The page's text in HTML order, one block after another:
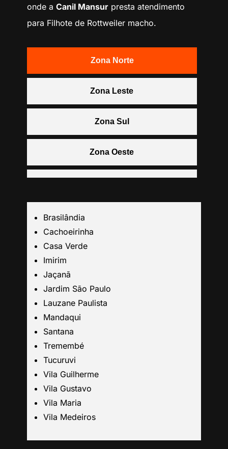
onde a Canil Mansurpresta atendimento
para Filhote de Rottweiler macho.
Zona Norte
Zona Leste
Zona Sul
Zona Oeste
Grande São Paulo
São Caetano
Brasilândia
Cachoeirinha
Casa Verde
Imirim
Jaçanã
Jardim São Paulo
Lauzane Paulista
Mandaqui
Santana
Tremembé
Tucuruvi
Vila Guilherme
Vila Gustavo
Vila Maria
Vila Medeiros